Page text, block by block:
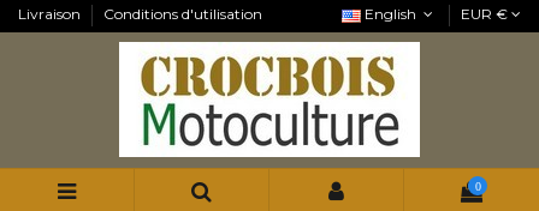
Livraison Conditions d'utilisation English EUR €
0